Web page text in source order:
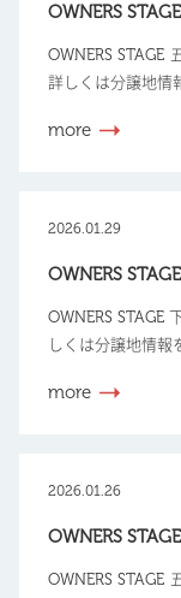
OWNERS
OWNERS STAGE
詳しくは分譲地情
more
2026.01.29
OWNERS
OWNERS STAGE
しくは分譲地情報
more
2026.01.26
OWNERS
OWNERS STAGE